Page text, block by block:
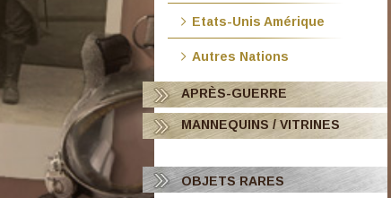
Etats-Unis Amérique
Autres Nations
APRÈS-GUERRE
MANNEQUINS / VITRINES
OBJETS RARES